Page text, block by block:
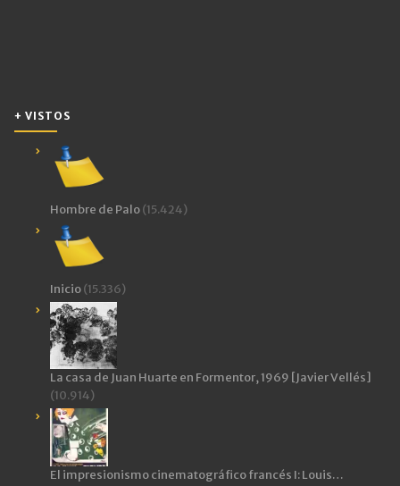
+ VISTOS
Hombre de Palo(15.424)
Inicio(15.336)
La casa de Juan Huarte en Formentor, 1969 [Javier Vellés]
(10.914)
El impresionismo cinematográfico francés I: Louis…